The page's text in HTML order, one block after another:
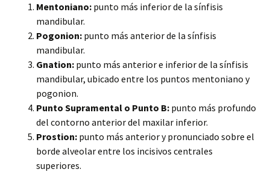
Mentoniano: punto más inferior de la sínfisis
mandibular.
Pogonion: punto más anterior de la sínfisis
mandibular.
Gnation: punto más anterior e inferior de la sínfisis
mandibular, ubicado entre los puntos mentoniano y
pogonion.
Punto Supramental o Punto B: punto más profundo
del contorno anterior del maxilar inferior.
Prostion: punto más anterior y pronunciado sobre el
borde alveolar entre los incisivos centrales
superiores.